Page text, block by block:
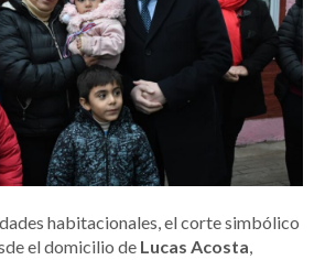
habitacionales, el corte simbólico
el domicilio de Lucas Acosta,